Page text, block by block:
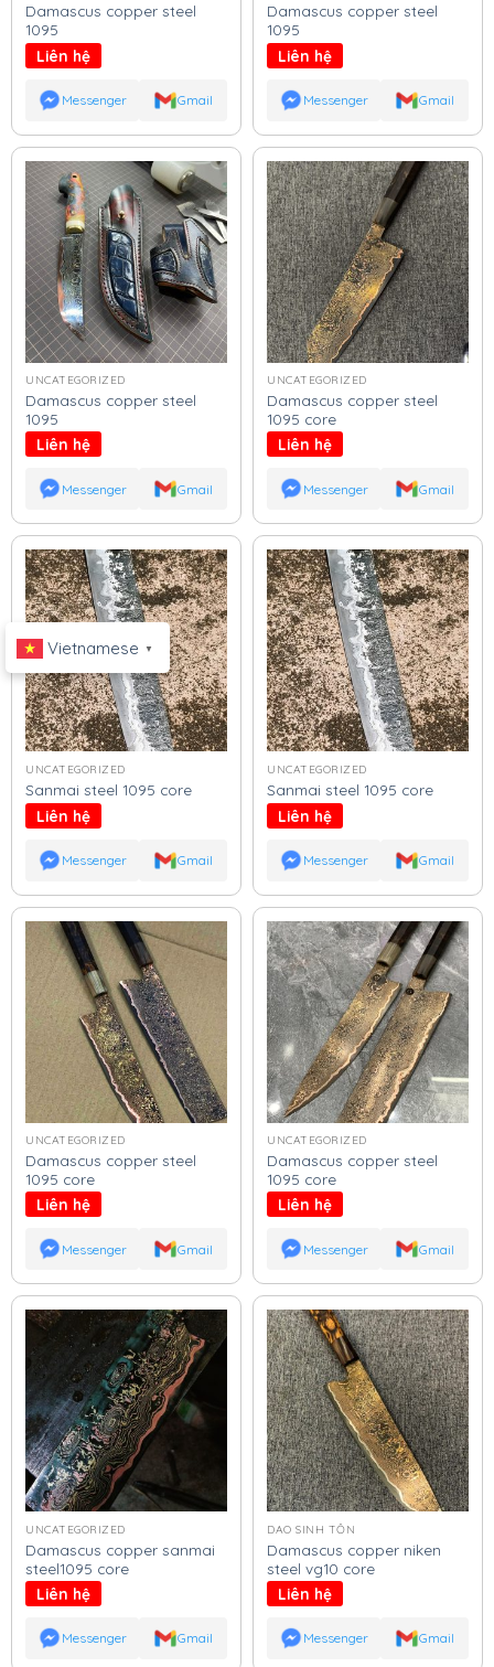
Damascus copper steel
1095
Liên hệ
Messenger Gmail
Damascus copper steel
1095
Liên hệ
Messenger Gmail
UNCATEGORIZED
Damascus copper steel
1095
Liên hệ
Messenger Gmail
UNCATEGORIZED
Damascus copper steel
1095 core
Liên hệ
Messenger Gmail
UNCATEGORIZED
Sanmai steel 1095 core
Liên hệ
Messenger Gmail
UNCATEGORIZED
Sanmai steel 1095 core
Liên hệ
Messenger Gmail
UNCATEGORIZED
Damascus copper steel
1095 core
Liên hệ
Messenger Gmail
UNCATEGORIZED
Damascus copper steel
1095 core
Liên hệ
Messenger Gmail
UNCATEGORIZED
Damascus copper sanmai
steel1095 core
Liên hệ
Messenger Gmail
DAO SINH TỒN
Damascus copper niken
steel vg10 core
Liên hệ
Messenger Gmail
Vietnamese ▼